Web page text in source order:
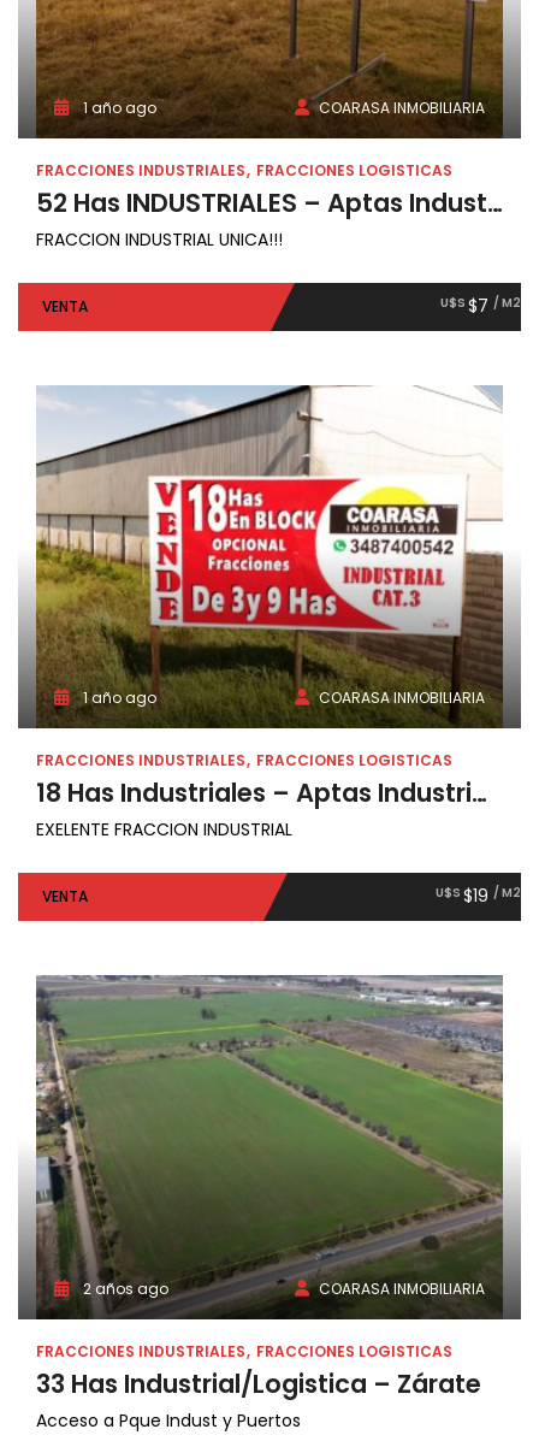
1 año ago COARASA INMOBILIARIA
FRACCIONES INDUSTRIALES FRACCIONES LOGISTICAS
52 Has INDUSTRIALES – Aptas Industrias Cat.3
FRACCION INDUSTRIAL UNICA!!!
VENTA U$S $7 / M2
1 año ago COARASA INMOBILIARIA
FRACCIONES INDUSTRIALES FRACCIONES LOGISTICAS
18 Has Industriales – Aptas Industria Cat 3 – Zárate
EXELENTE FRACCION INDUSTRIAL
VENTA U$S $19 / M2
2 años ago COARASA INMOBILIARIA
FRACCIONES INDUSTRIALES FRACCIONES LOGISTICAS
33 Has Industrial/Logistica – Zárate
Acceso a Pque Indust y Puertos